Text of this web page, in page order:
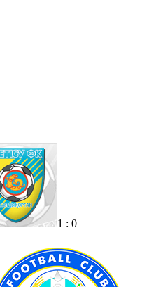
1 : 0